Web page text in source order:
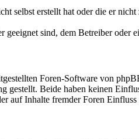
selbst erstellt hat oder die er
geeignet sind, dem Betreiber oder
Foren-Software von
gestellt. Beide haben keinen
auf Inhalte fremder Foren Einfluss